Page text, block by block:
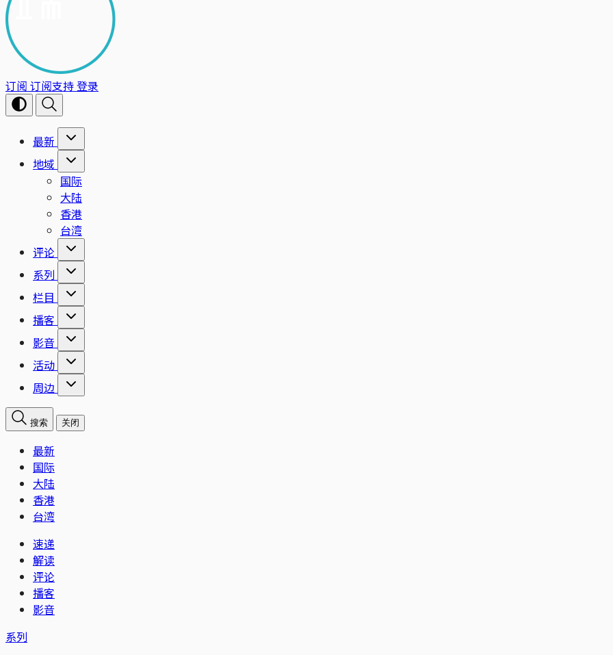
订阅 订阅支持登录
最新
地域
国际
大陆
香港
台湾
评论
系列
栏目
播客
影音
活动
周边
搜索 关闭
最新
国际
大陆
香港
台湾
速递
解读
评论
播客
影音
系列